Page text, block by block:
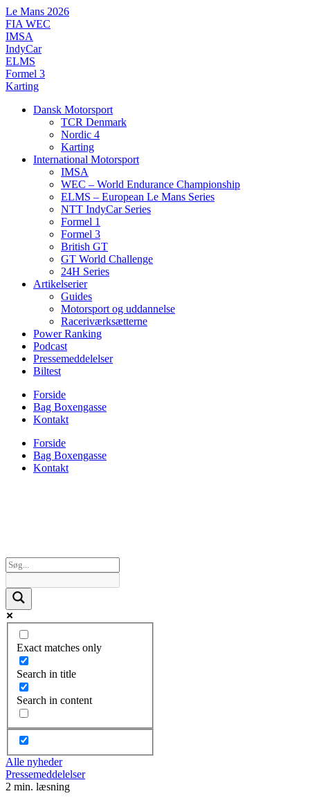
Videre
til
indhold
Le Mans 2026
FIA WEC
IMSA
IndyCar
ELMS
Formel 3
Karting
Dansk Motorsport
TCR Denmark
Nordic 4
Karting
International Motorsport
IMSA
WEC – World Endurance Championship
ELMS – European Le Mans Series
NTT IndyCar Series
Formel 1
Formel 3
British GT
GT World Challenge
24H Series
Artikelserier
Guides
Motorsport og uddannelse
Raceriværksætterne
Power Ranking
Podcast
Pressemeddelelser
Biltest
Forside
Bag Boxengasse
Kontakt
Forside
Bag Boxengasse
Kontakt
Exact matches only
Search in title
Search in content
Alle nyheder
Pressemeddelelser
2 min. læsning